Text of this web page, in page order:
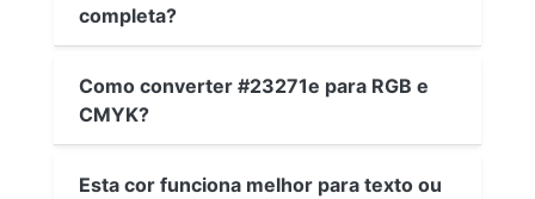
completa?
Como converter #23271e para RGB e
CMYK?
Esta cor funciona melhor para texto ou